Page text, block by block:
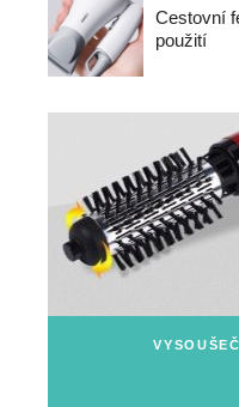
Cestovní
použití